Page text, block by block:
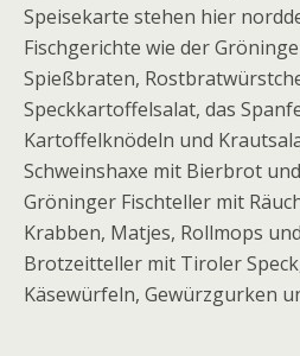
Speisekarte stehen hier
Fischgerichte wie der
Spießbraten,
Speckkartoffelsalat, das
Kartoffelknödeln und
Schweinshaxe mit Bierbrot
Gröninger Fischteller mit
Krabben, Matjes, Rollmops
Brotzeitteller mit Tiroler
Käsewürfeln, Gewürzgurken